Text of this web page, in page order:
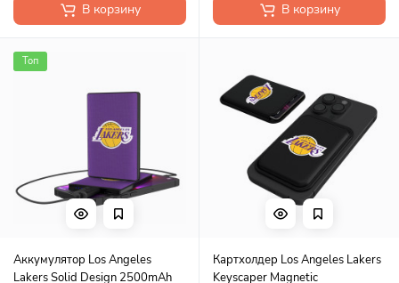
В корзину В корзину
Топ
Аккумулятор Los Angeles
Lakers Solid Design 2500mAh
Картхолдер Los Angeles Lakers
Keyscaper Magnetic